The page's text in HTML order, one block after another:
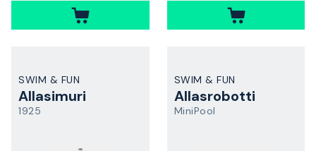
SWIM & FUN
Allasimuri
1925
SWIM & FUN
Allasrobotti
MiniPool